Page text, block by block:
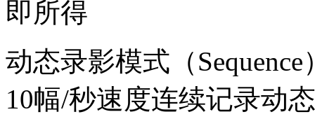
即所得
动态录影模式（
10幅/秒速度连续记录动